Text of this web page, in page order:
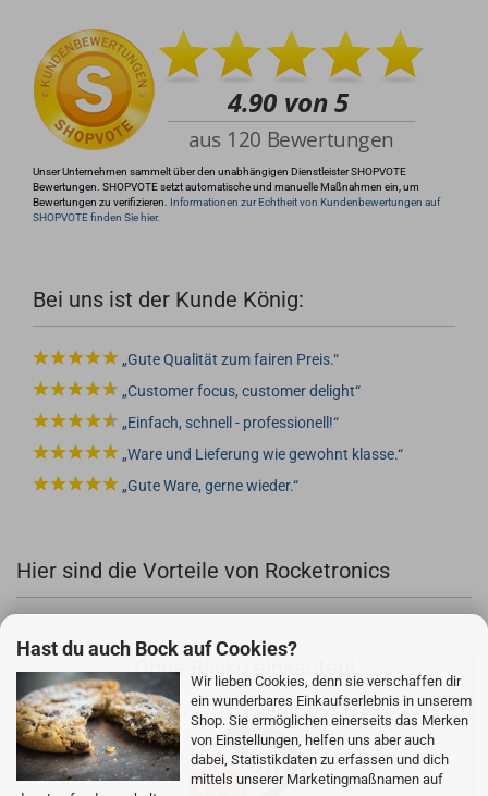
Hast du auch Bock auf Cookies?
Wir lieben Cookies, denn sie verschaffen dir
ein wunderbares Einkaufserlebnis in unserem
Shop. Sie ermöglichen einerseits das Merken
von Einstellungen, helfen uns aber auch
dabei, Statistikdaten zu erfassen und dich
mittels unserer Marketingmaßnamen auf
info@rocketronics.de
Unser Unternehmen sammelt über den unabhängigen Dienstleister SHOPVOTE
Bewertungen. SHOPVOTE setzt automatische und manuelle Maßnahmen ein, um
Bewertungen zu verifizieren. Informationen zur Echtheit von Kundenbewertungen auf
SHOPVOTE finden Sie hier.
Bei uns ist der Kunde König:
Gute Qualität zum fairen Preis.
Customer focus, customer delight
Einfach, schnell - professionell!
Ware und Lieferung wie gewohnt klasse.
Gute Ware, gerne wieder.
Hier sind die Vorteile von Rocketronics
Ohne Risiko einkaufen!